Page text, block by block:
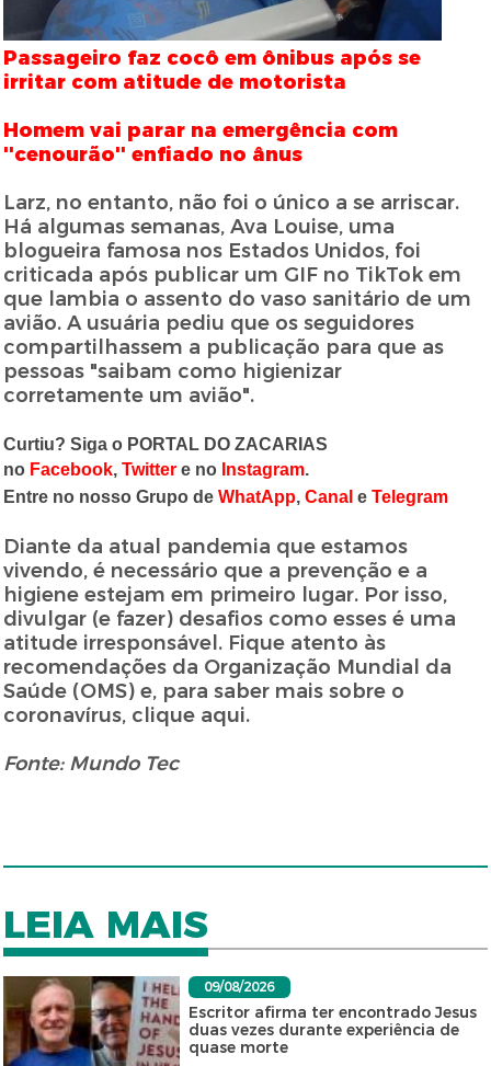
Passageiro faz cocô em ônibus após se
irritar com atitude de motorista
Homem vai parar na emergência com
''cenourão'' enfiado no ânus
Larz, no entanto, não foi o único a se arriscar.
Há algumas semanas, Ava Louise, uma
blogueira famosa nos Estados Unidos, foi
criticada após publicar um GIF no TikTok em
que lambia o assento do vaso sanitário de um
avião. A usuária pediu que os seguidores
compartilhassem a publicação para que as
pessoas "saibam como higienizar
corretamente um avião".
Curtiu? Siga o PORTAL DO ZACARIAS
no Facebook,Twitter e no Instagram.
Entre no nosso Grupo deWhatApp,Canal eTelegram
Diante da atual pandemia que estamos
vivendo, é necessário que a prevenção e a
higiene estejam em primeiro lugar. Por isso,
divulgar (e fazer) desafios como esses é uma
atitude irresponsável. Fique atento às
recomendações da Organização Mundial da
Saúde (OMS) e, para saber mais sobre o
coronavírus, clique aqui.
Fonte: Mundo Tec
LEIA MAIS
09/08/2026
Escritor afirma ter encontrado Jesus
duas vezes durante experiência de
quase morte